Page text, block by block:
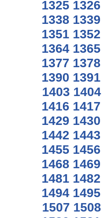
1325 1326
1338 1339
1351 1352
1364 1365
1377 1378
1390 1391
1403 1404
1416 1417
1429 1430
1442 1443
1455 1456
1468 1469
1481 1482
1494 1495
1507 1508